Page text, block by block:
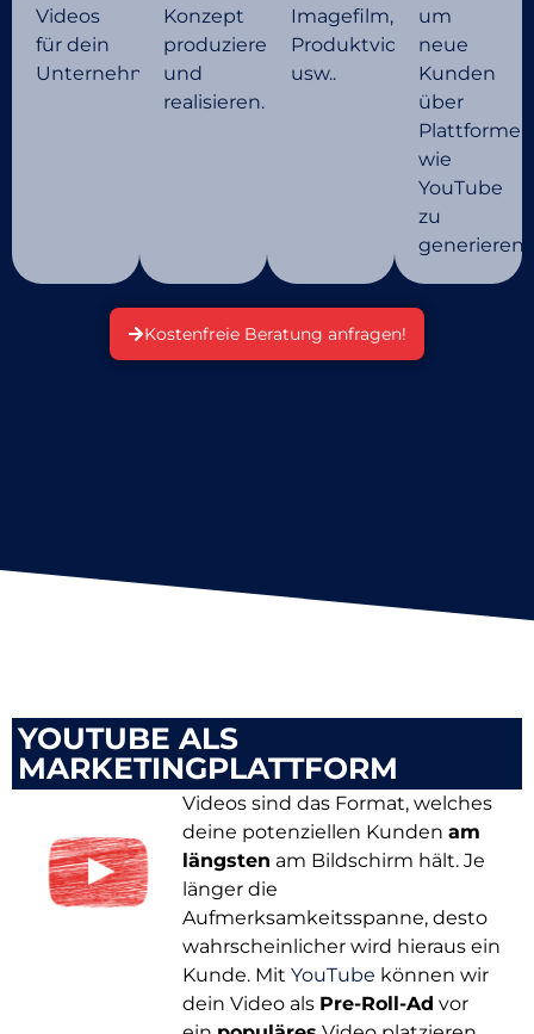
Videos
für dein
Unternehmen.
Konzept
produzieren
und
realisieren.
Imagefilm,
Produktvideo
usw..
um
neue
Kunden
über
Plattformen
wie
YouTube
zu
generieren.
Kostenfreie Beratung anfragen!
YOUTUBE ALS
MARKETINGPLATTFORM
Videos sind das Format, welches
deine potenziellen Kunden am
längsten am Bildschirm hält. Je
länger die
Aufmerksamkeitsspanne, desto
wahrscheinlicher wird hieraus ein
Kunde. Mit YouTube können wir
dein Video als Pre-Roll-Ad vor